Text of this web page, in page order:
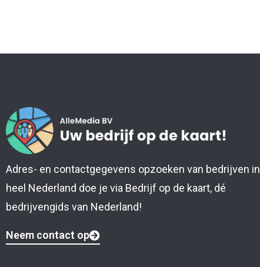
Adres- en contactgegevens opzoeken van bedrijven in
heel Nederland doe je via Bedrijf op de kaart, dé
bedrijvengids van Nederland!
Neem contact op